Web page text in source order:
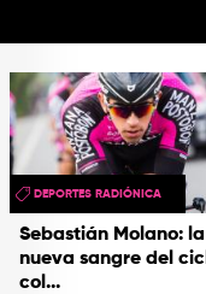
Sebastián Molano: la
nueva sangre del
col...
DEPORTES RADIÓNICA